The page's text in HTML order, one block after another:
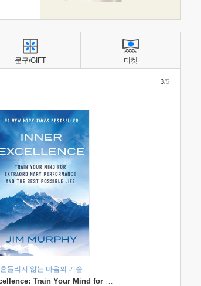
흔들리지 않는 마음의 기술
Inner Excellence: Train Your Mind for Extraordinary Performance and the Best Possible Life
3/5
문구/GIFT 티켓